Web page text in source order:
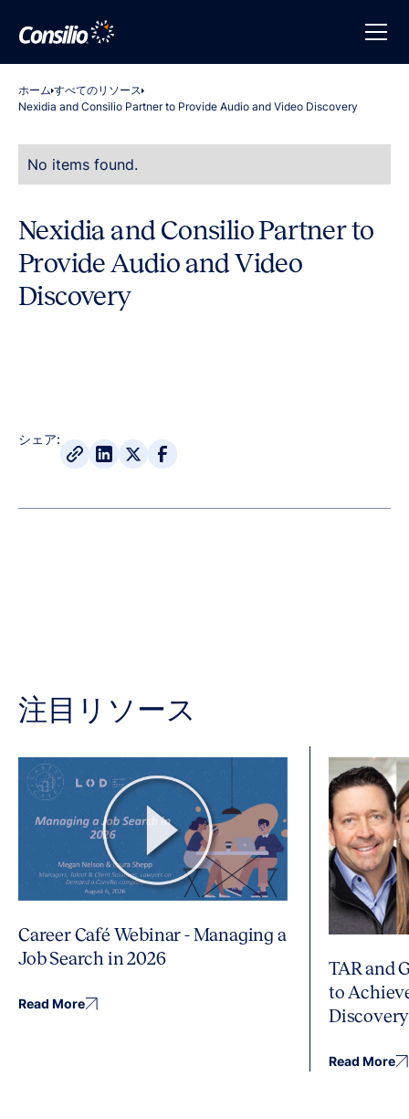
ホーム すべてのリソース
Nexidia and Consilio Partner to Provide Audio and Video Discovery
No items found.
Nexidia and Consilio Partner to
Provide Audio and Video
Discovery
シェア:
注目リソース
Career Café Webinar - Managing a
Job Search in 2026
Read More
TAR and
to
Discovery
Read More